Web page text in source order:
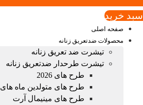
سبد خريد
صفحه اصلی
محصولات ضدتعریق زنانه
تیشرت ضد تعریق زنانه
تیشرت طرحدار ضدتعریق زنانه
طرح های 2026
طرح های متولدین ماه
طرح های مینیمال آرت